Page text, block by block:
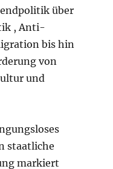
über
, Anti-
bis hin
von
und
staatliche
markiert